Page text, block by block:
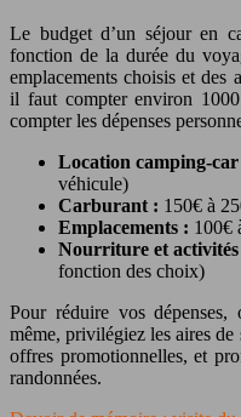
Le budget d’un séjour en
fonction de la durée du
emplacements choisis et des
il faut compter environ
compter les dépenses
Location camping-car
véhicule)
Carburant : 150€ à
Emplacements : 100€
Nourriture et activités
fonction des choix)
Pour réduire vos dépenses,
même, privilégiez les aires de
offres promotionnelles, et
randonnées.